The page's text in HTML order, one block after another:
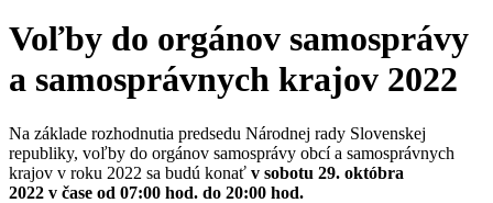
Voľby do orgánov samosprávy
a samosprávnych krajov 2022
Na základe rozhodnutia predsedu Národnej rady Slovenskej
republiky, voľby do orgánov samosprávy obcí a samosprávnych
krajov v roku 2022 sa budú konať v sobotu 29. októbra
2022 v čase od 07:00 hod. do 20:00 hod.